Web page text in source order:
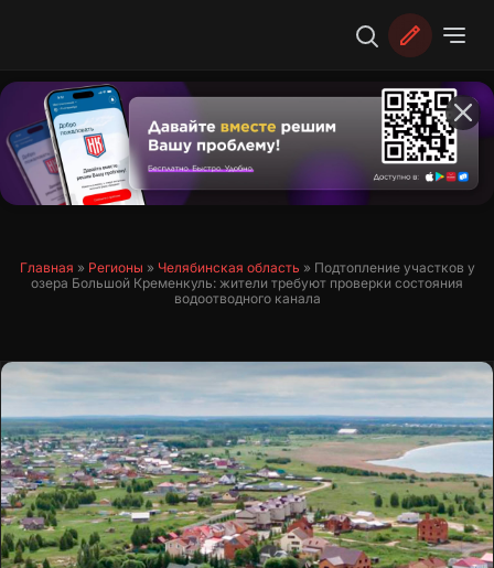
Главная » Регионы » Челябинская область » Подтопление участков у
озера Большой Кременкуль: жители требуют проверки состояния
водоотводного канала